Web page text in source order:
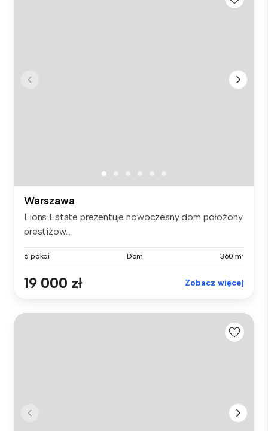
Warszawa
Lions Estate prezentuje nowoczesny dom położony
prestiżow...
6 pokoi Dom 360 m²
19 000 zł Zobacz więcej